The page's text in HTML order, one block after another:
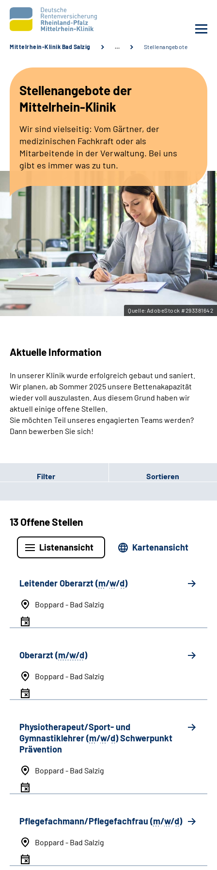
Unsere Angebote
Karriere
Zuweisende &
Leichte Sprache
Gebärdensprache
Mittelrhein-Klinik Bad Salzig … Stellenangebote
Stellenangebote der
Mittelrhein-Klinik
Wir sind vielseitig: Vom Gärtner, der
medizinischen Fachkraft oder als
Mitarbeitende in der Verwaltung. Bei uns
gibt es immer was zu tun.
Quelle:AdobeStock #293381642
Aktuelle Information
In unserer Klinik wurde erfolgreich gebaut und saniert.
Wir planen, ab Sommer 2025 unsere Bettenakapazität
wieder voll auszulasten. Aus diesem Grund haben wir
aktuell einige offene Stellen.
Sie möchten Teil unseres engagierten Teams werden?
Dann bewerben Sie sich!
Filter Sortieren
13 Offene Stellen
Listenansicht Kartenansicht
Leitender Oberarzt (m/w/d)
Boppard - Bad Salzig
Oberarzt (m/w/d)
Boppard - Bad Salzig
Physiotherapeut/Sport- und
Gymnastiklehrer (m/w/d) Schwerpunkt
Prävention
Boppard - Bad Salzig
Pflegefachmann/Pflegefachfrau (m/w/d)
Boppard - Bad Salzig